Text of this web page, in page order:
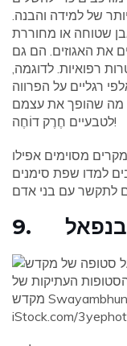
של למידה והבנה.
שטוחה או מחוררת
את האגוזים. הם גם
רפואיות. לדוגמה,
רגליים על הפרווה
מה שהופך את עצמם
לטבעיים חֶרֶק דוֹחֶה!
מסוימים אפילו
למדו שפת סימנים
בנפאל
העתיקות של
iStock.com/